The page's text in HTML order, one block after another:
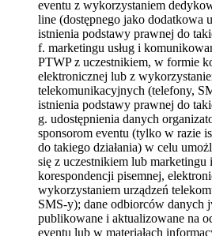
eventu z wykorzystaniem
line (dostępnego jako dodatkowa
istnienia podstawy prawnej do
f. marketingu usług i
PTWP z uczestnikiem, w formie
elektronicznej lub z
telekomunikacyjnych (telefony,
istnienia podstawy prawnej do
g. udostępnienia danych
sponsorom eventu (tylko w razie
do takiego działania) w celu
się z uczestnikiem lub marketingu
korespondencji pisemnej,
wykorzystaniem urządzeń
SMS-y); dane odbiorców danych
publikowane i aktualizowane na
eventu lub w materiałach